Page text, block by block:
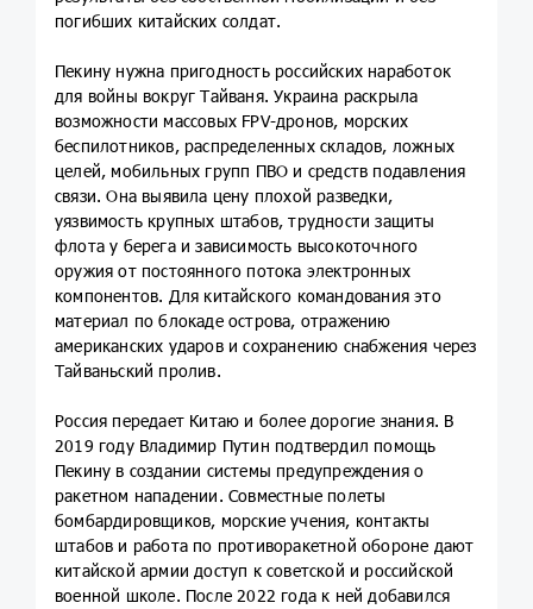
погибших китайских солдат.
Пекину нужна пригодность российских наработок
для войны вокруг Тайваня. Украина раскрыла
возможности массовых FPV-дронов, морских
беспилотников, распределенных складов, ложных
целей, мобильных групп ПВО и средств подавления
связи. Она выявила цену плохой разведки,
уязвимость крупных штабов, трудности защиты
флота у берега и зависимость высокоточного
оружия от постоянного потока электронных
компонентов. Для китайского командования это
материал по блокаде острова, отражению
американских ударов и сохранению снабжения через
Тайваньский пролив.
Россия передает Китаю и более дорогие знания. В
2019 году Владимир Путин подтвердил помощь
Пекину в создании системы предупреждения о
ракетном нападении. Совместные полеты
бомбардировщиков, морские учения, контакты
штабов и работа по противоракетной обороне дают
китайской армии доступ к советской и российской
военной школе. После 2022 года к ней добавился